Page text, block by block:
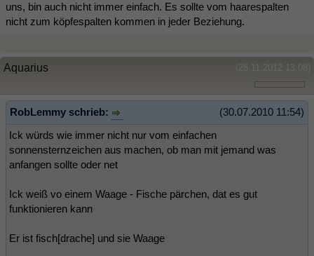
uns, bin auch nicht immer einfach. Es sollte vom haarespalten
nicht zum köpfespalten kommen in jeder Beziehung.
(28.11.2012 13:08)
Aquarius
(30.07.2010 11:54)
RobLemmy schrieb:
Ick würds wie immer nicht nur vom einfachen
sonnensternzeichen aus machen, ob man mit jemand was
anfangen sollte oder net
Ick weiß vo einem Waage - Fische pärchen, dat es gut
funktionieren kann
Er ist fisch[drache] und sie Waage